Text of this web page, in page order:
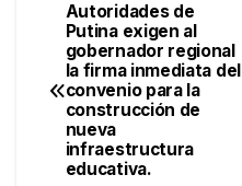
Navegación
de
entradas
Autoridades de
Putina exigen al
gobernador regional
la firma inmediata del
convenio para la
construcción de
nueva
infraestructura
educativa.